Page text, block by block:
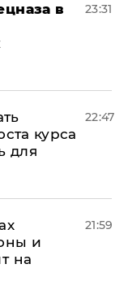
в
23:31
курса
для
22:47
и
на
21:59